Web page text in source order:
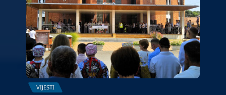
VIJESTI